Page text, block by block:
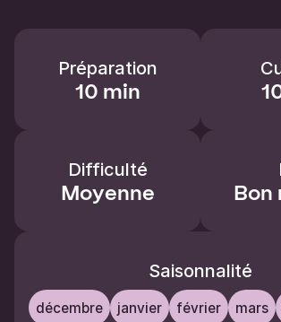
Préparation
10 min
Difficulté
Moyenne Bon
Saisonnalité
décembre janvier février mars